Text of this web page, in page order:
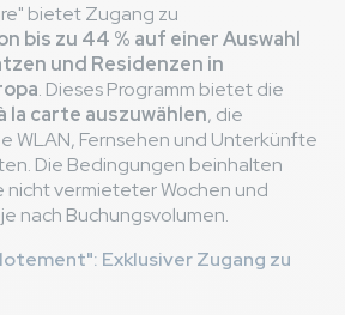
bietet Zugang zu
bis zu 44 % auf einer Auswahl
und Residenzen in
. Dieses Programm bietet die
la carte auszuwählen, die
WLAN, Fernsehen und Unterkünfte
Die Bedingungen beinhalten
nicht vermieteter Wochen und
je nach Buchungsvolumen.
Exklusiver Zugang zu